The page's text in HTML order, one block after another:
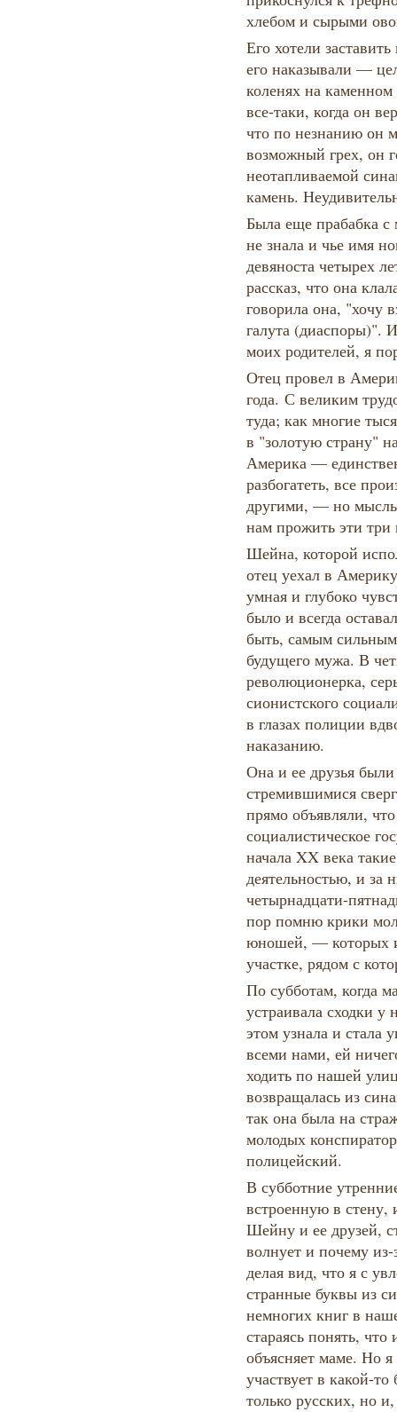
хлебом и сырыми
Его хотели
его наказывали —
коленях на
все-таки, когда он
что по незнанию он
возможный грех, он
неотапливаемой
камень.
Была еще прабабка с
не знала и чье имя
девяноста четырех
рассказ, что она
говорила она, "хочу
галута (диаспоры)".
моих родителей, я
Отец провел в
года. С великим
туда; как многие
в "золотую страну"
Америка —
разбогатеть, все
другими, — но
нам прожить эти три
Шейна, которой
отец уехал в
умная и глубоко
было и всегда
быть, самым
будущего мужа. В
революционерка,
сионистского
в глазах полиции
наказанию.
Она и ее друзья
стремившимися
прямо объявляли,
социалистическое
начала XX века
деятельностью, и за
четырнадцати-
пор помню крики
юношей, — которых
участке, рядом с
По субботам, когда
устраивала сходки у
этом узнала и стала
всеми нами, ей
ходить по нашей
возвращалась из
так она была на
молодых
полицейский.
В субботние
встроенную в стену,
Шейну и ее друзей,
волнует и почему
делая вид, что я с
странные буквы из
немногих книг в
стараясь понять,
объясняет маме. Но
участвует в какой-то
только русских, но